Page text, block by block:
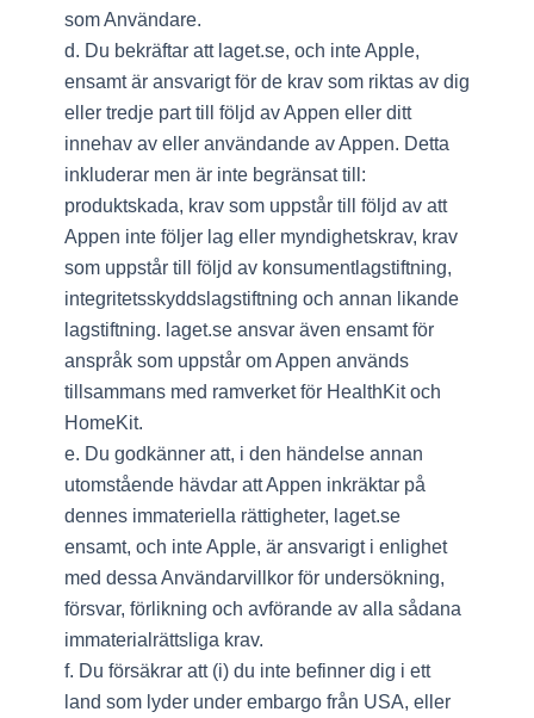
som Användare.
d. Du bekräftar att laget.se, och inte Apple,
ensamt är ansvarigt för de krav som riktas av dig
eller tredje part till följd av Appen eller ditt
innehav av eller användande av Appen. Detta
inkluderar men är inte begränsat till:
produktskada, krav som uppstår till följd av att
Appen inte följer lag eller myndighetskrav, krav
som uppstår till följd av konsumentlagstiftning,
integritetsskyddslagstiftning och annan likande
lagstiftning. laget.se ansvar även ensamt för
anspråk som uppstår om Appen används
tillsammans med ramverket för HealthKit och
HomeKit.
e. Du godkänner att, i den händelse annan
utomstående hävdar att Appen inkräktar på
dennes immateriella rättigheter, laget.se
ensamt, och inte Apple, är ansvarigt i enlighet
med dessa Användarvillkor för undersökning,
försvar, förlikning och avförande av alla sådana
immaterialrättsliga krav.
f. Du försäkrar att (i) du inte befinner dig i ett
land som lyder under embargo från USA, eller